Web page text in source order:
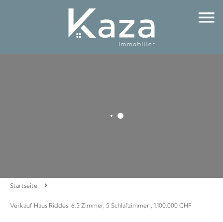
Startseite
Verkauf Haus Riddes, 6.5 Zimmer, 5 Schlafzimmer , 1.100.000 CHF